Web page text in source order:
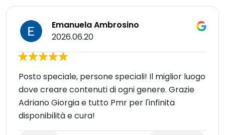
Emanuela Ambrosino
2026.06.20
Posto speciale, persone speciali! Il miglior luogo
dove creare contenuti di ogni genere. Grazie
Adriano Giorgia e tutto Pmr per l'infinita
disponibilità e cura!